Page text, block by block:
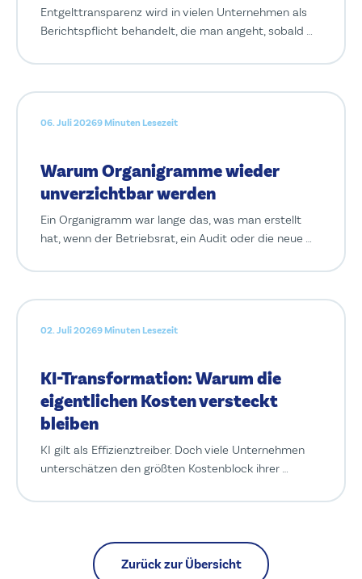
Entgelttransparenz wird in vielen Unternehmen als
Berichtspflicht behandelt, die man angeht, sobald …
06. Juli 20269 Minuten Lesezeit
Warum Organigramme wieder
unverzichtbar werden
Ein Organigramm war lange das, was man erstellt
hat, wenn der Betriebsrat, ein Audit oder die neue …
02. Juli 20269 Minuten Lesezeit
KI-Transformation: Warum die
eigentlichen Kosten versteckt
bleiben
KI gilt als Effizienztreiber. Doch viele Unternehmen
unterschätzen den größten Kostenblock ihrer …
Zurück zur Übersicht